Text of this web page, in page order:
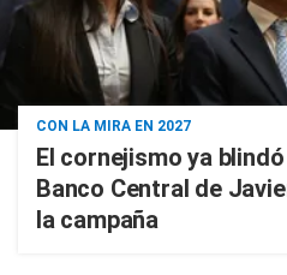
CON LA MIRA EN 2027
El cornejismo ya
Banco Central de
la campaña